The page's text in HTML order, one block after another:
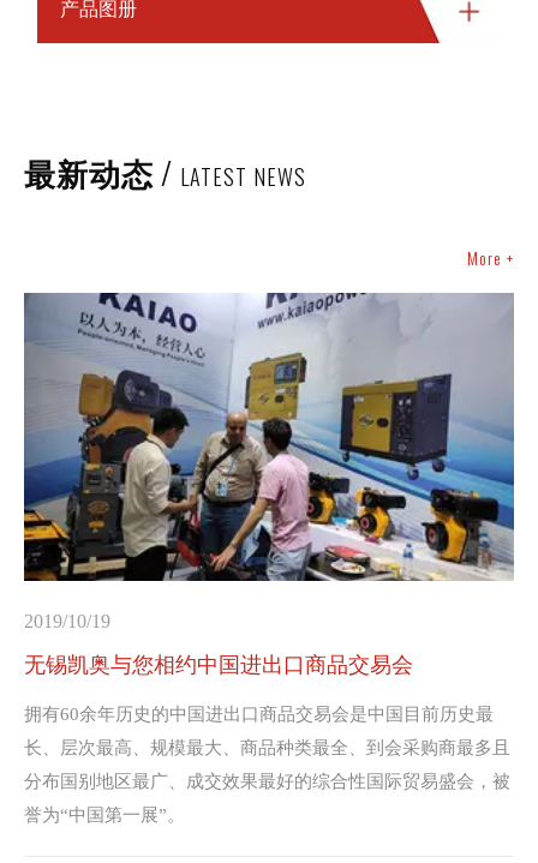
产品图册
最新动态 / LATEST NEWS
More +
2019/10/19
无锡凯奥与您相约中国进出口商品交易会
拥有60余年历史的中国进出口商品交易会是中国目前历史最
长、层次最高、规模最大、商品种类最全、到会采购商最多且
分布国别地区最广、成交效果最好的综合性国际贸易盛会，被
誉为“中国第一展”。